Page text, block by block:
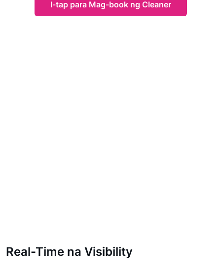
I-tap para Mag-book ng Cleaner
Real-Time na Visibility